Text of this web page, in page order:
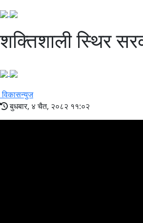
शक्तिशाली स्थिर
विकासन्युज
बुधबार, ४ चैत, २०८२ ११:०२